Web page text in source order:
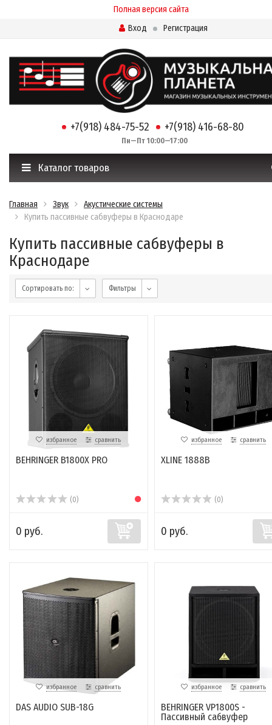
Полная версия сайта
Вход
Регистрация
+7(918) 484-75-52 +7(918) 416-68-80
Пн—Пт 10:00—17:00
Каталог товаров
Главная Звук
Акустические системы
Купить пассивные сабвуферы в Краснодаре
Купить пассивные сабвуферы в
Краснодаре
Сортировать по: Фильтры
избранное сравнить
BEHRINGER B1800X PRO
(0)
0 руб.
избранное сравнить
XLINE 1888B
(0)
0 руб.
избранное сравнить
DAS AUDIO SUB-18G
избранное сравнить
BEHRINGER VP1800S -
Пассивный сабвуфер